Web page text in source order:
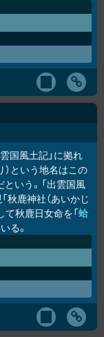
国風土記」に拠れ
）という地名はこの
いう。「出雲国風
秋鹿神社（あいかじ
て秋鹿日女命を「蛤
る。